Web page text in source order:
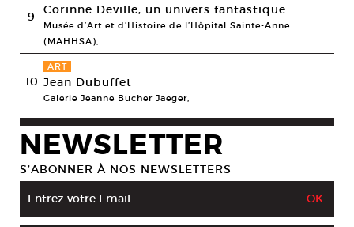
9 Corinne Deville, un univers fantastique
Musée d’Art et d’Histoire de l’Hôpital Sainte-Anne
(MAHHSA),
10
ART
Jean Dubuffet
Galerie Jeanne Bucher Jaeger,
NEWSLETTER
S’ABONNER À NOS NEWSLETTERS